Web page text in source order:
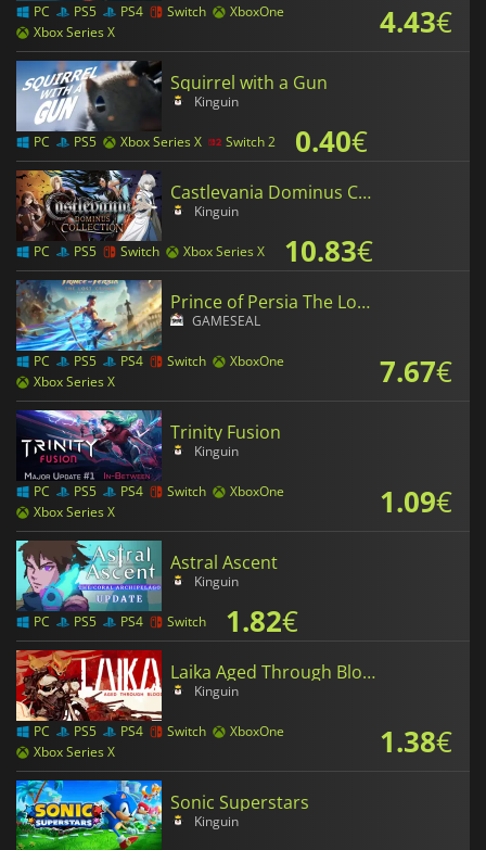
PC PS5 PS4 Switch
XboxOne
Xbox Series X
4.43€
Squirrel with a Gun
Kinguin
PC PS5 Xbox Series X Switch 2 0.40€
Castlevania Dominus Collection
Kinguin
PC PS5 Switch Xbox Series X 10.83€
Prince of Persia The Lost Crown
GAMESEAL
PC PS5 PS4 Switch
XboxOne
Xbox Series X
7.67€
Trinity Fusion
Kinguin
PC PS5 PS4 Switch
XboxOne
Xbox Series X
1.09€
Astral Ascent
Kinguin
PC PS5 PS4 Switch 1.82€
Laika Aged Through Blood
Kinguin
PC PS5 PS4 Switch
XboxOne
Xbox Series X
1.38€
Sonic Superstars
Kinguin